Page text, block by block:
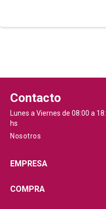
Contacto
Lunes a Viernes de 08:00 a
hs
Nosotros
EMPRESA
COMPRA